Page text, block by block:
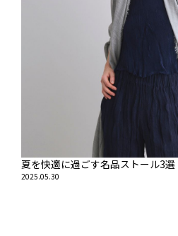
夏を快適に過ごす名品ストール3選
2025.05.30